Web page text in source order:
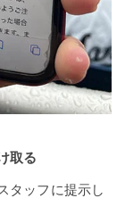
取る
タッフに提示し